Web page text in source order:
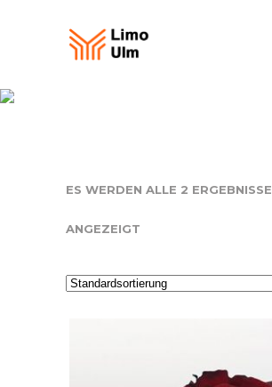
ES WERDEN ALLE 2 ERGEBNISSE
ANGEZEIGT